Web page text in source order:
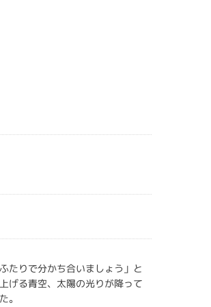
たりで分かち合いましょう」と
げる青空、太陽の光りが降って
。